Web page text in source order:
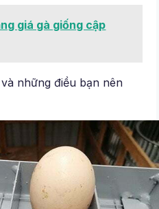
giá gà giống cập
những điều bạn nên